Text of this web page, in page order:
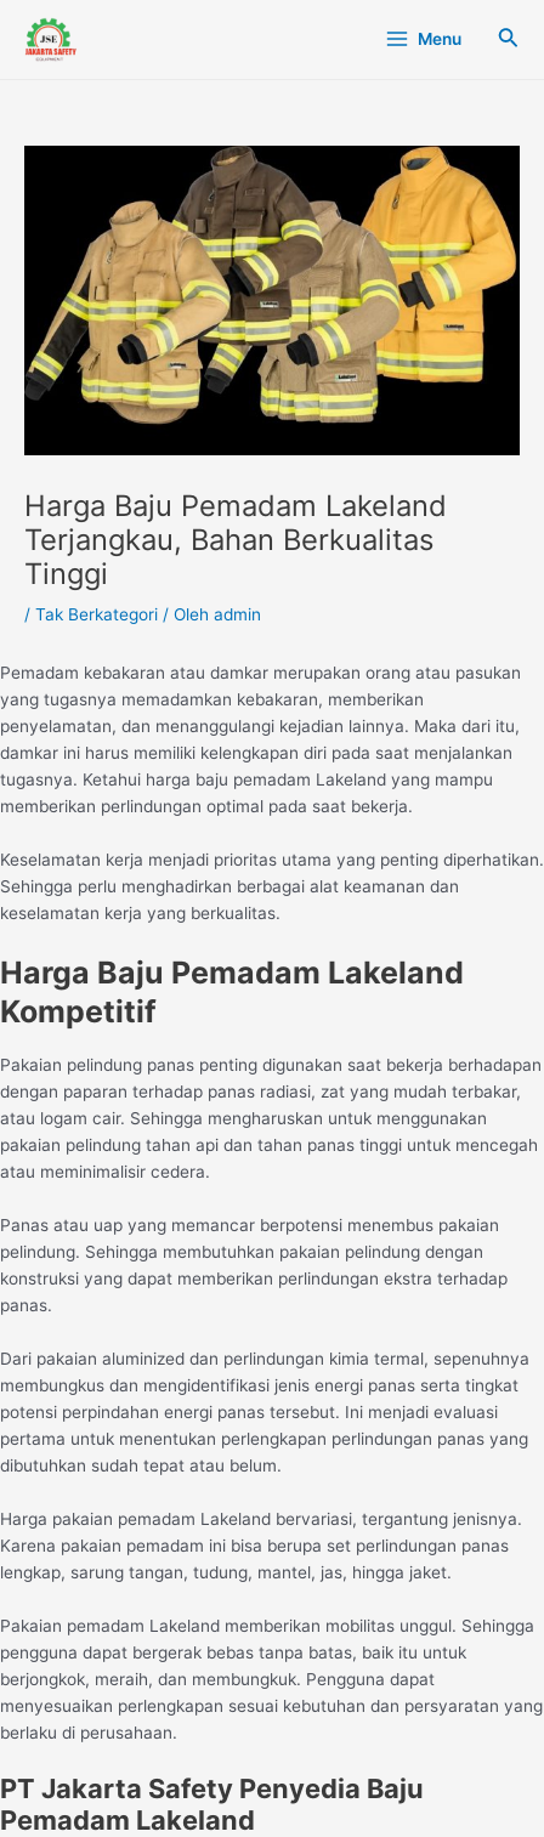
konten
Menu Cari
Harga Baju Pemadam Lakeland
Terjangkau, Bahan Berkualitas
Tinggi
/ Tak Berkategori / Oleh admin
Pemadam kebakaran atau damkar merupakan orang atau pasukan
yang tugasnya memadamkan kebakaran, memberikan
penyelamatan, dan menanggulangi kejadian lainnya. Maka dari itu,
damkar ini harus memiliki kelengkapan diri pada saat menjalankan
tugasnya. Ketahui harga baju pemadam Lakeland yang mampu
memberikan perlindungan optimal pada saat bekerja.
Keselamatan kerja menjadi prioritas utama yang penting diperhatikan.
Sehingga perlu menghadirkan berbagai alat keamanan dan
keselamatan kerja yang berkualitas.
Harga Baju Pemadam Lakeland
Kompetitif
Pakaian pelindung panas penting digunakan saat bekerja berhadapan
dengan paparan terhadap panas radiasi, zat yang mudah terbakar,
atau logam cair. Sehingga mengharuskan untuk menggunakan
pakaian pelindung tahan api dan tahan panas tinggi untuk mencegah
atau meminimalisir cedera.
Panas atau uap yang memancar berpotensi menembus pakaian
pelindung. Sehingga membutuhkan pakaian pelindung dengan
konstruksi yang dapat memberikan perlindungan ekstra terhadap
panas.
Dari pakaian aluminized dan perlindungan kimia termal, sepenuhnya
membungkus dan mengidentifikasi jenis energi panas serta tingkat
potensi perpindahan energi panas tersebut. Ini menjadi evaluasi
pertama untuk menentukan perlengkapan perlindungan panas yang
dibutuhkan sudah tepat atau belum.
Harga pakaian pemadam Lakeland bervariasi, tergantung jenisnya.
Karena pakaian pemadam ini bisa berupa set perlindungan panas
lengkap, sarung tangan, tudung, mantel, jas, hingga jaket.
Pakaian pemadam Lakeland memberikan mobilitas unggul. Sehingga
pengguna dapat bergerak bebas tanpa batas, baik itu untuk
berjongkok, meraih, dan membungkuk. Pengguna dapat
menyesuaikan perlengkapan sesuai kebutuhan dan persyaratan yang
berlaku di perusahaan.
PT Jakarta Safety Penyedia Baju
Pemadam Lakeland
navigation